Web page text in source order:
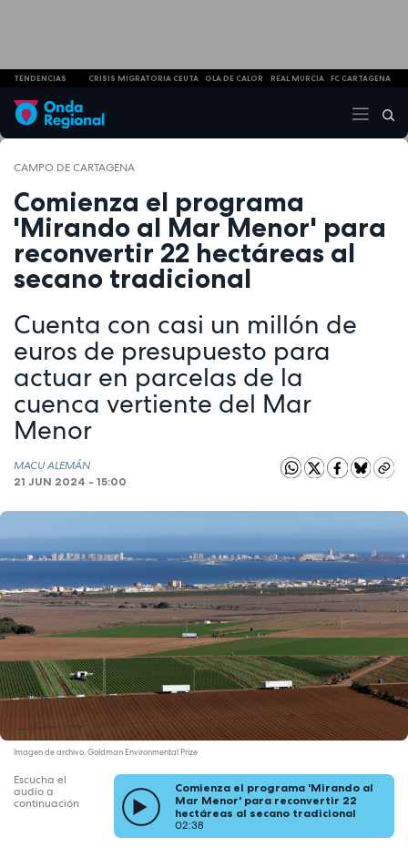
TENDENCIAS CRISIS MIGRATORIA CEUTA OLA DE CALOR REAL MURCIA FC CARTAGENA
CAMPO DE CARTAGENA
Comienza el programa
'Mirando al Mar Menor' para
reconvertir 22 hectáreas al
secano tradicional
Cuenta con casi un millón de
euros de presupuesto para
actuar en parcelas de la
cuenca vertiente del Mar
Menor
MACU ALEMÁN
21 JUN 2024 - 15:00
Imagen de archivo. Goldman Environmental Prize
Escucha el
audio a
continuación
Comienza el programa 'Mirando al
Mar Menor' para reconvertir 22
hectáreas al secano tradicional
02:38